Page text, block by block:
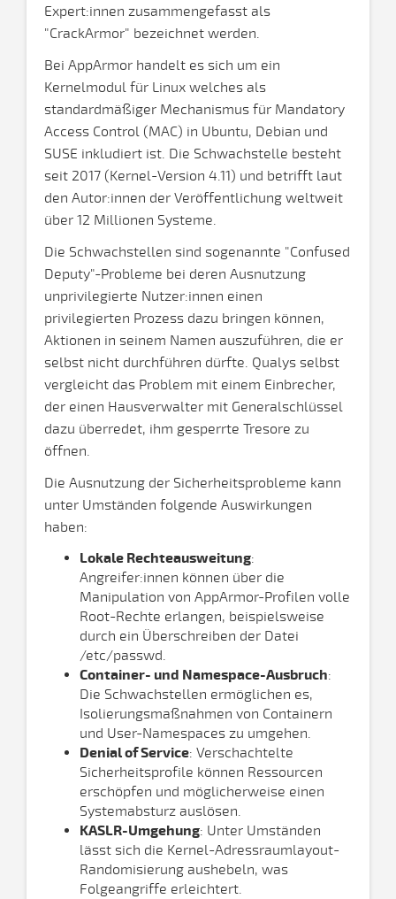
Expert:innen zusammengefasst als
"CrackArmor" bezeichnet werden.
Bei AppArmor handelt es sich um ein
Kernelmodul für Linux welches als
standardmäßiger Mechanismus für Mandatory
Access Control (MAC) in Ubuntu, Debian und
SUSE inkludiert ist. Die Schwachstelle besteht
seit 2017 (Kernel-Version 4.11) und betrifft laut
den Autor:innen der Veröffentlichung weltweit
über 12 Millionen Systeme.
Die Schwachstellen sind sogenannte "Confused
Deputy"-Probleme bei deren Ausnutzung
unprivilegierte Nutzer:innen einen
privilegierten Prozess dazu bringen können,
Aktionen in seinem Namen auszuführen, die er
selbst nicht durchführen dürfte. Qualys selbst
vergleicht das Problem mit einem Einbrecher,
der einen Hausverwalter mit Generalschlüssel
dazu überredet, ihm gesperrte Tresore zu
öffnen.
Die Ausnutzung der Sicherheitsprobleme kann
unter Umständen folgende Auswirkungen
haben:
Lokale Rechteausweitung:
Angreifer:innen können über die
Manipulation von AppArmor-Profilen volle
Root-Rechte erlangen, beispielsweise
durch ein Überschreiben der Datei
/etc/passwd.
Container- und Namespace-Ausbruch:
Die Schwachstellen ermöglichen es,
Isolierungsmaßnahmen von Containern
und User-Namespaces zu umgehen.
Denial of Service: Verschachtelte
Sicherheitsprofile können Ressourcen
erschöpfen und möglicherweise einen
Systemabsturz auslösen.
KASLR-Umgehung: Unter Umständen
lässt sich die Kernel-Adressraumlayout-
Randomisierung aushebeln, was
Folgeangriffe erleichtert.